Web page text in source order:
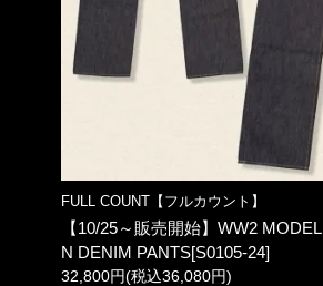
FULL COUNT【フルカウント】
【10/25～販売開始】WW2
N DENIM PANTS[S0105-24]
32,800円(税込36,080円)